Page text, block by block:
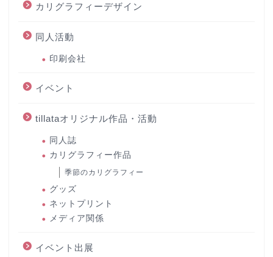
カリグラフィーデザイン
同人活動
印刷会社
イベント
tillataオリジナル作品・活動
同人誌
カリグラフィー作品
季節のカリグラフィー
グッズ
ネットプリント
メディア関係
イベント出展